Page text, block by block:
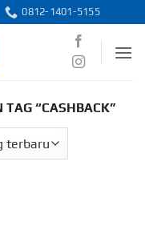
0812-1401-5155
TAG “CASHBACK”